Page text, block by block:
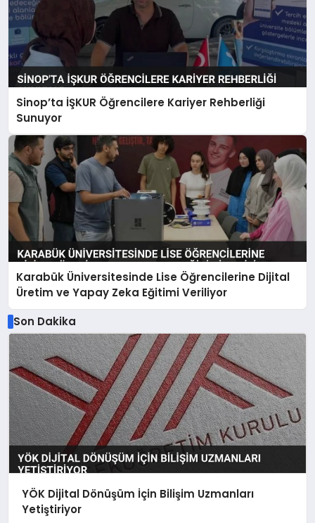
Sinop’ta İŞKUR Öğrencilere Kariyer Rehberliği
Sunuyor
Karabük Üniversitesinde Lise Öğrencilerine Dijital
Üretim ve Yapay Zeka Eğitimi Veriliyor
Son Dakika
YÖK Dijital Dönüşüm İçin Bilişim Uzmanları
Yetiştiriyor